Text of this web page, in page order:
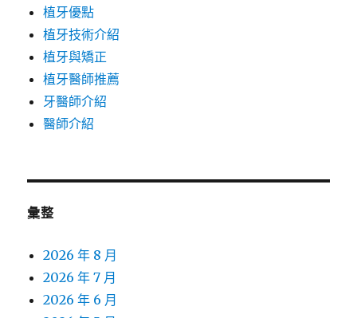
植牙優點
植牙技術介紹
植牙與矯正
植牙醫師推薦
牙醫師介紹
醫師介紹
彙整
2026 年 8 月
2026 年 7 月
2026 年 6 月